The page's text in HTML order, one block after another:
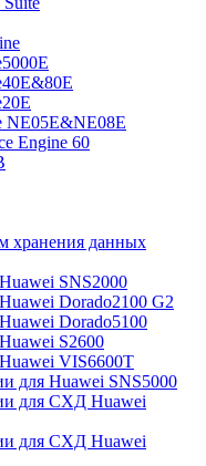
NE05E&NE08E
Engine 60
хранения данных
SNS2000
Dorado2100 G2
Dorado5100
S2600
VIS6600T
для Huawei SNS5000
для СХД Huawei
для СХД Huawei